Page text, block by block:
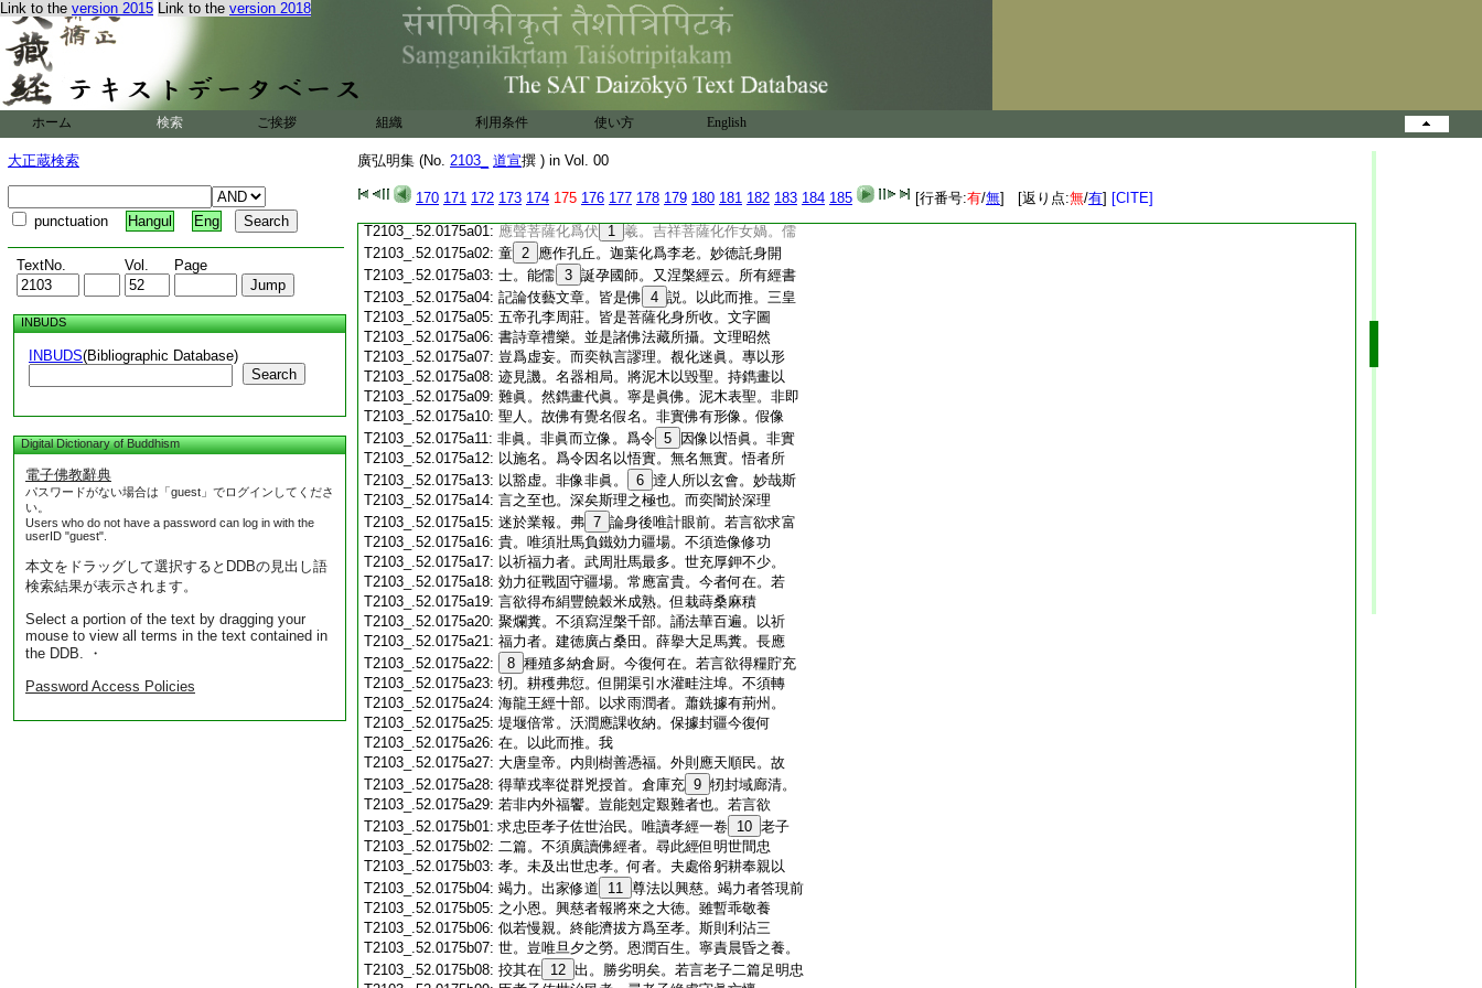
Link to the version 2015 Link to the version 2018
ホーム 検索 ご挨拶 組織 利用条件 使い方 English
大正蔵検索
punctuation Hangul Eng
TextNo. Vol. Page
INBUDS
INBUDS(Bibliographic Database)
Search
Digital Dictionary of Buddhism
電子佛教辭典
パスワードがない場合は「guest」でログインしてくださ
い。
Users who do not have a password can log in with the
userID "guest".
本文をドラッグして選択するとDDBの見出し語
検索結果が表示されます。
Select a portion of the text by dragging your
mouse to view all terms in the text contained in
the DDB. ・
Password Access Policies
廣弘明集 (No. 2103_ 道宣撰 ) in Vol. 00
170 171 172 173 174 175 176 177 178 179 180 181 182 183 184 185 [行番号:有/無] [返り点:無/有] [CITE]
T2103_.52.0174c20:第八決破。統論佛法虚多實少。道人假説
T2103_.52.0174c21:
概聞眞身絶待。非形方質礙可求。至理出情。
T2103_.52.0174c22:豈言談語論可得。大矣哉 21 豁蕩乎大道之外。
妙矣哉超絶乎眞一之表。於是四句頓亡百
T2103_.52.0174c25:悠迷情蠢蠢。縱四狂而弗惺。耽五醉而長
T2103_.52.0174c26: 故大聖垂慈志存拯拔。於是開五
T2103_.52.0174c27:通四辯之音。非身現身。身滿於法界。無説示
T2103_.52.0174c28: 説。説遍乎大千。故有微塵化身分散而莫盡。
T2103_.52.0174c29: 恒沙法藏流演而無窮。故須彌圖經云。寶
T2103_.52.0175a01: 應聲菩薩化爲伏 1 羲。吉祥菩薩化作女媧。儒
T2103_.52.0175a02: 童 2 應作孔丘。迦葉化爲李老。妙徳託身開
T2103_.52.0175a03: 士。能儒 3 誕孕國師。又涅槃經云。所有經書
T2103_.52.0175a04: 記論伎藝文章。皆是佛 4 説。以此而推。三皇
T2103_.52.0175a05: 五帝孔李周莊。皆是菩薩化身所收。文字圖
T2103_.52.0175a06: 書詩章禮樂。並是諸佛法藏所攝。文理昭然
T2103_.52.0175a07: 豈爲虚妄。而奕執言謬理。覩化迷眞。專以形
T2103_.52.0175a08: 迹見譏。名器相局。將泥木以毀聖。持鐫畫以
T2103_.52.0175a09: 難眞。然鐫畫代眞。寧是眞佛。泥木表聖。非即
T2103_.52.0175a10: 聖人。故佛有覺名假名。非實佛有形像。假像
T2103_.52.0175a11: 非眞。非眞而立像。爲令 5
因像以悟眞。非實
T2103_.52.0175a12: 以施名。爲令因名以悟實。無名無實。悟者所
T2103_.52.0175a13: 以豁虚。非像非眞。 6 逹人所以玄會。妙哉斯
T2103_.52.0175a14: 言之至也。深矣斯理之極也。而奕闇於深理
T2103_.52.0175a15: 迷於業報。弗 7 論身後唯計眼前。若言欲求富
T2103_.52.0175a16: 貴。唯須壯馬負鐵効力疆場。不須造像修功
T2103_.52.0175a17: 以祈福力者。武周壯馬最多。世充厚鉀不少。
T2103_.52.0175a18: 効力征戰固守疆場。常應富貴。今者何在。若
T2103_.52.0175a19: 言欲得布絹豐饒穀米成熟。但栽蒔桑麻積
T2103_.52.0175a20: 聚爛糞。不須寫涅槃千部。誦法華百遍。以祈
T2103_.52.0175a21: 福力者。建徳廣占桑田。薛擧大足馬糞。長應
T2103_.52.0175a22:
8 種殖多納倉厨。今復何在。若言欲得糧貯充
T2103_.52.0175a23: 牣。耕穫弗愆。但開渠引水灌畦注埠。不須轉
T2103_.52.0175a24: 海龍王經十部。以求雨潤者。蕭銑據有荊州。
T2103_.52.0175a25: 堤堰倍常。沃潤應課收納。保據封疆今復何
T2103_.52.0175a26: 在。以此而推。我
T2103_.52.0175a27: 大唐皇帝。内則樹善憑福。外則應天順民。故
T2103_.52.0175a28: 得華戎率從群兇授首。倉庫充 9 牣封域廊清。
T2103_.52.0175a29: 若非内外福饗。豈能剋定艱難者也。若言欲
T2103_.52.0175b01:求忠臣孝子佐世治民。唯讀孝經一卷 10 老子
T2103_.52.0175b02: 二篇。不須廣讀佛經者。尋此經但明世間忠
T2103_.52.0175b03: 孝。未及出世忠孝。何者。夫處俗躬耕奉親以
T2103_.52.0175b04: 竭力。出家修道 11 尊法以興慈。竭力者答現前
T2103_.52.0175b05: 之小恩。興慈者報將來之大徳。雖暫乖敬養
T2103_.52.0175b06: 似若慢親。終能濟拔方爲至孝。斯則利沾三
T2103_.52.0175b07: 世。豈唯旦夕之勞。恩潤百生。寧責晨昏之養。
T2103_.52.0175b08: 挍其在 12 出。勝劣明矣。若言老子二篇足明忠